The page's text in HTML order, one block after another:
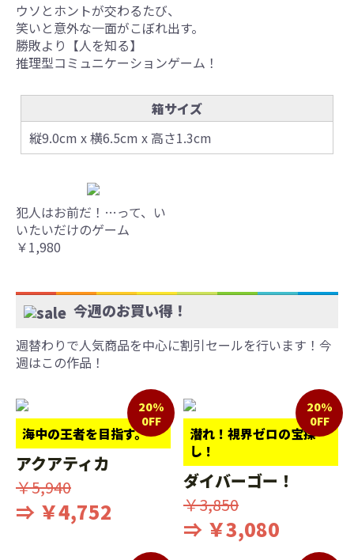
ウソとホントが交わるたび、
笑いと意外な一面がこぼれ出す。
勝敗より【人を知る】
推理型コミュニケーションゲーム！
箱サイズ
縦9.0cm x 横6.5cm x 高さ1.3cm
犯人はお前だ！…って、い
いたいだけのゲーム
￥1,980
今週のお買い得！
週替わりで人気商品を中心に割引セールを行います！今
週はこの作品！
海中の王者を目指す。
20%
0FF
アクアティカ
￥5,940
⇒ ￥4,752
潜れ！視界ゼロの宝探
し！
20%
0FF
ダイバーゴー！
￥3,850
⇒ ￥3,080